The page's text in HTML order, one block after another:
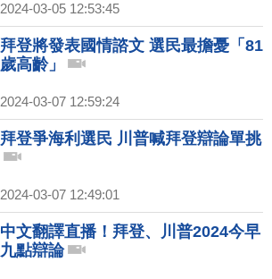
2024-03-05 12:53:45
拜登將發表國情諮文 選民最擔憂「81
歲高齡」
2024-03-07 12:59:24
拜登爭海利選民 川普喊拜登辯論單挑
2024-03-07 12:49:01
中文翻譯直播！拜登、川普2024今早
九點辯論